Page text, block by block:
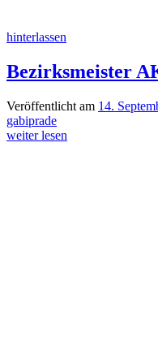
hinterlassen
Bezirksmeister
Veröffentlicht am 14.
gabiprade
weiter lesen